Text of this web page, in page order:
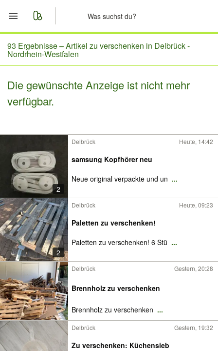
Start
Merkliste
Nachrichten
93 Ergebnisse –Artikel zu verschenken in Delbrück -
Nordrhein-Westfalen
Die gewünschte Anzeige ist nicht mehr
verfügbar.
2
Delbrück Heute, 14:42
samsung Kopfhörer neu
Neue original verpackte und un ...
2
Delbrück Heute, 09:23
Paletten zu verschenken!
Paletten zu verschenken! 6 Stü ...
Delbrück Gestern, 20:28
Brennholz zu verschenken
Brennholz zu verschenken ...
Delbrück Gestern, 19:32
Zu verschenken: Küchensieb